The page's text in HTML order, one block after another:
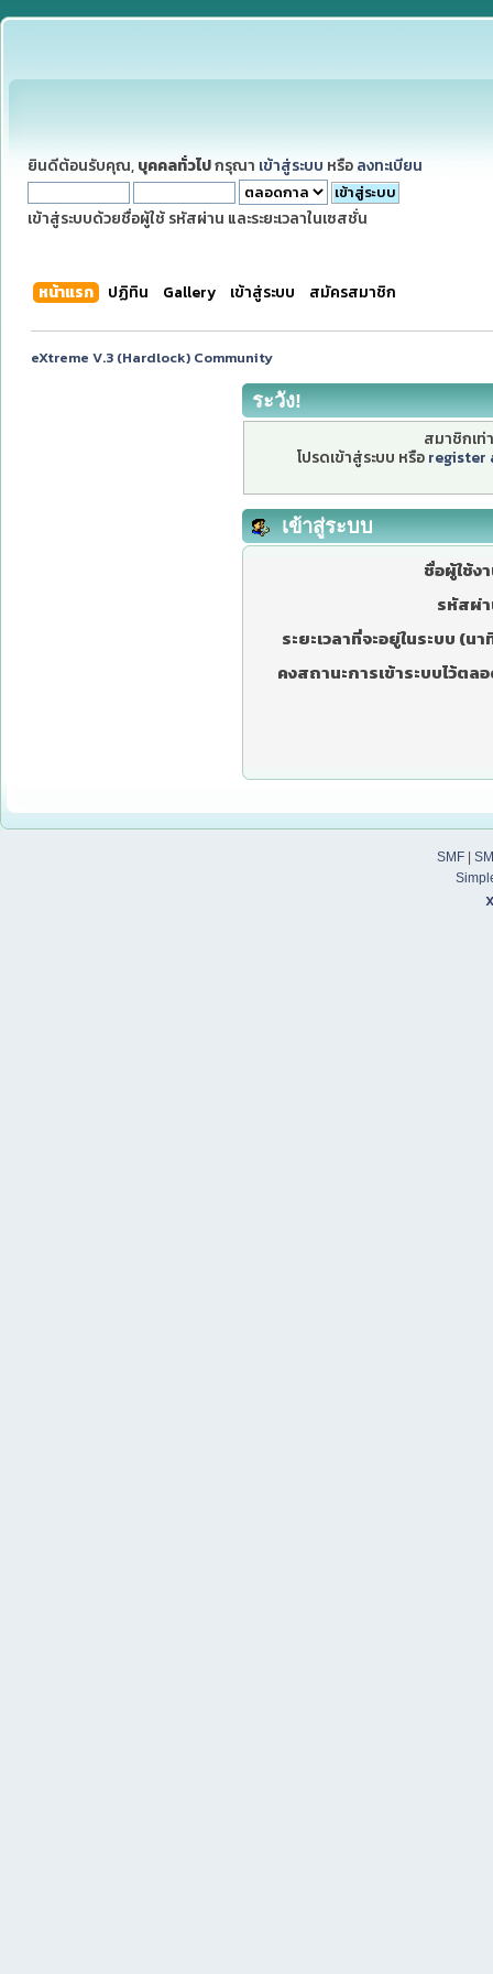
ยินดีต้อนรับคุณ, บุคคลทั่วไปกรุณา เข้าสู่ระบบ หรือ ลงทะเบียน
เข้าสู่ระบบด้วยชื่อผู้ใช้ รหัสผ่าน และระยะเวลาในเซสชั่น
หน้าแรก ปฏิทิน Gallery เข้าสู่ระบบ สมัครสมาชิก
eXtreme V.3 (Hardlock) Community
ระวัง!
สมาชิกเท่
โปรดเข้าสู่ระบบ หรือ register
เข้าสู่ระบบ
ชื่อผู้ใช้ง
รหัสผ่
ระยะเวลาที่จะอยู่ในระบบ (นา
คงสถานะการเข้าระบบไว้ตล
SMF|